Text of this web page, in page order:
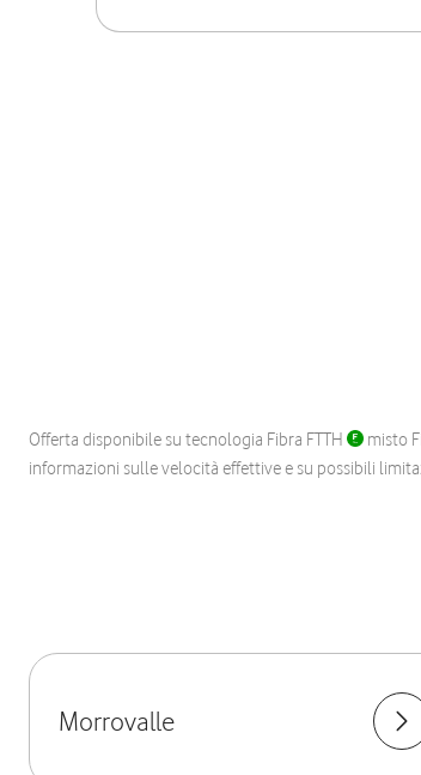
Offerta disponibile su tecnologia Fibra FTTH misto
informazioni sulle velocità effettive e su possibili
Morrovalle